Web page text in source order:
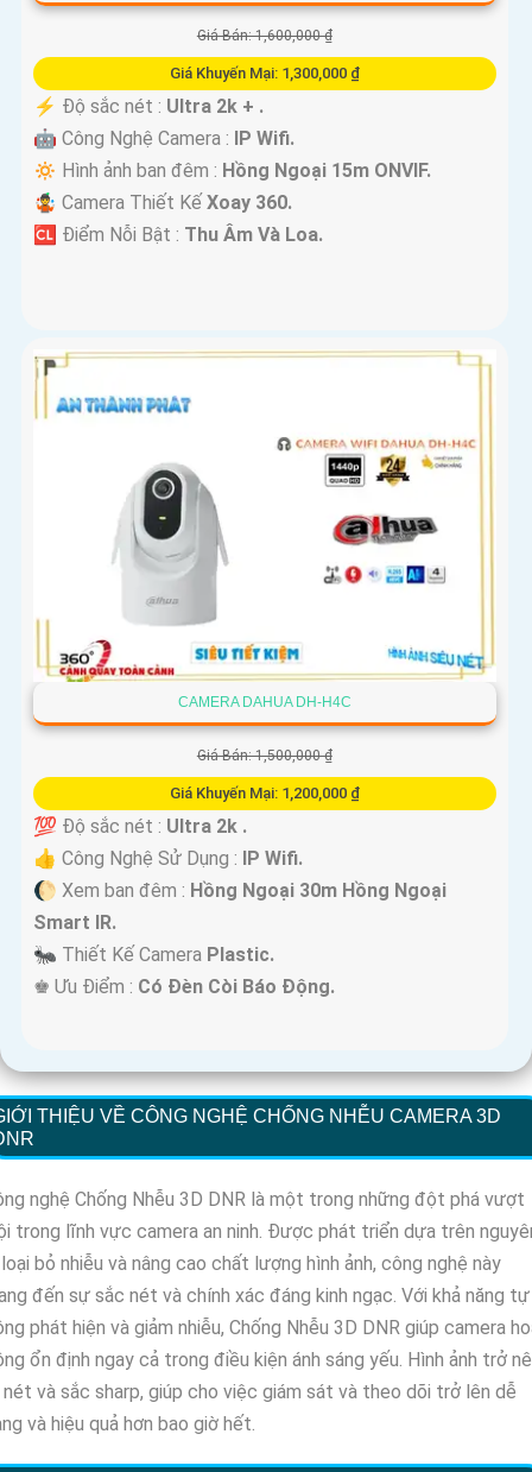
Giá Bán: 1,600,000 ₫
Giá Khuyến Mại: 1,300,000 ₫
️⚡ Độ sắc nét : Ultra 2k + .
🤖️ Công Nghệ Camera :
IP Wifi.
🔅 Hình ảnh ban đêm : Hồng Ngoại 15m ONVIF.
🤹 Camera Thiết Kế Xoay 360.
️🆑 Điểm Nỗi Bật : Thu Âm Và Loa.
CAMERA DAHUA DH-H4C
Giá Bán: 1,500,000 ₫
Giá Khuyến Mại: 1,200,000 ₫
💯 Độ sắc nét : Ultra 2k .
👍 Công Nghệ Sử Dụng :
IP Wifi.
🌔 Xem ban đêm : Hồng Ngoại 30m Hồng Ngoại
Smart IR.
🐜 Thiết Kế Camera Plastic.
️♚ Ưu Điểm : Có Đèn Còi Báo Động.
THIỆU VỀ CÔNG NGHỆ CHỐNG NHỄU CAMERA 3D
nghệ Chống Nhễu 3D DNR là một trong những đột phá vượt
trong lĩnh vực camera an ninh. Được phát triển dựa trên
bỏ nhiễu và nâng cao chất lượng hình ảnh, công nghệ này
đến sự sắc nét và chính xác đáng kinh ngạc. Với khả năng tự
phát hiện và giảm nhiễu, Chống Nhễu 3D DNR giúp camera
ổn định ngay cả trong điều kiện ánh sáng yếu. Hình ảnh trở
nét và sắc sharp, giúp cho việc giám sát và theo dõi trở lên dễ
và hiệu quả hơn bao giờ hết.